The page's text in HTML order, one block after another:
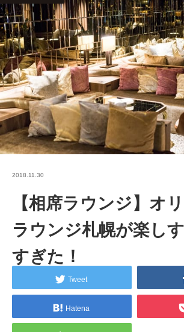
2018.11.30
【相席ラウンジ】オ
ラウンジ札幌が楽し
すぎた！
Tweet
Hatena